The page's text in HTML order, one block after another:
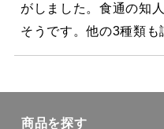
がしました。食通の知
商品を探す